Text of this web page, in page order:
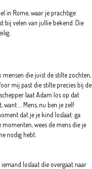
in Rome, waar je prachtige
bij velen van jullie bekend. Die
die juist de stilte zochten,
mij past die stilte precies bij de
laat Adam los op dat
want … Mens, nu ben je zelf
dat je je kind loslaat: ga
wees de mens die je
nodig hebt.
loslaat die overgaat naar